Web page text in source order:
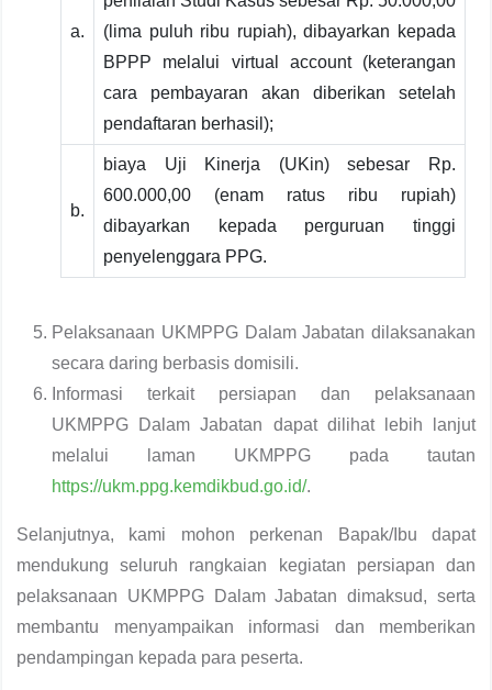
a.
(lima puluh ribu rupiah), dibayarkan kepada
BPPP melalui virtual account (keterangan
cara pembayaran akan diberikan setelah
pendaftaran berhasil);
b.
biaya Uji Kinerja (UKin) sebesar Rp.
600.000,00 (enam ratus ribu rupiah)
dibayarkan kepada perguruan tinggi
penyelenggara PPG.
Pelaksanaan UKMPPG Dalam Jabatan dilaksanakan
secara daring berbasis domisili.
Informasi terkait persiapan dan pelaksanaan
UKMPPG Dalam Jabatan dapat dilihat lebih
lanjut
melalui laman UKMPPG pada tautan
https://ukm.ppg.kemdikbud.go.id/.
Selanjutnya, kami mohon perkenan Bapak/Ibu dapat
mendukung seluruh rangkaian kegiatan persiapan dan
pelaksanaan UKMPPG Dalam Jabatan dimaksud, serta
membantu menyampaikan informasi dan memberikan
pendampingan kepada para peserta.